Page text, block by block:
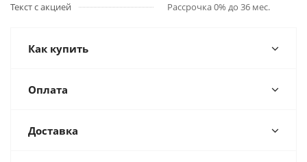
Текст с акцией Рассрочка 0% до 36 мес.
Как купить
Оплата
Доставка